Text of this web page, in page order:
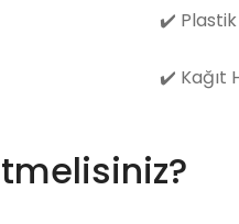
✔️
✔️ Kağıt